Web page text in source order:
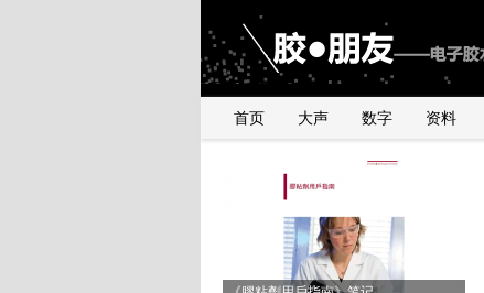
首页 大声 数字 资料
《2010年银粉与浆料产品行业研讨会》